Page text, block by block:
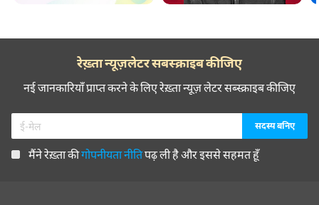
रेख़्ता न्यूज़लेटर सबस्क्राइब कीजिए
नई जानकारियाँ प्राप्त करने के लिए रेख़्ता न्यूज़ लेटर सब्स्क्राइब कीजिए
मैंने रेख़्ता कीगोपनीयता नीतिपढ़ ली है और इससे सहमत हूँ